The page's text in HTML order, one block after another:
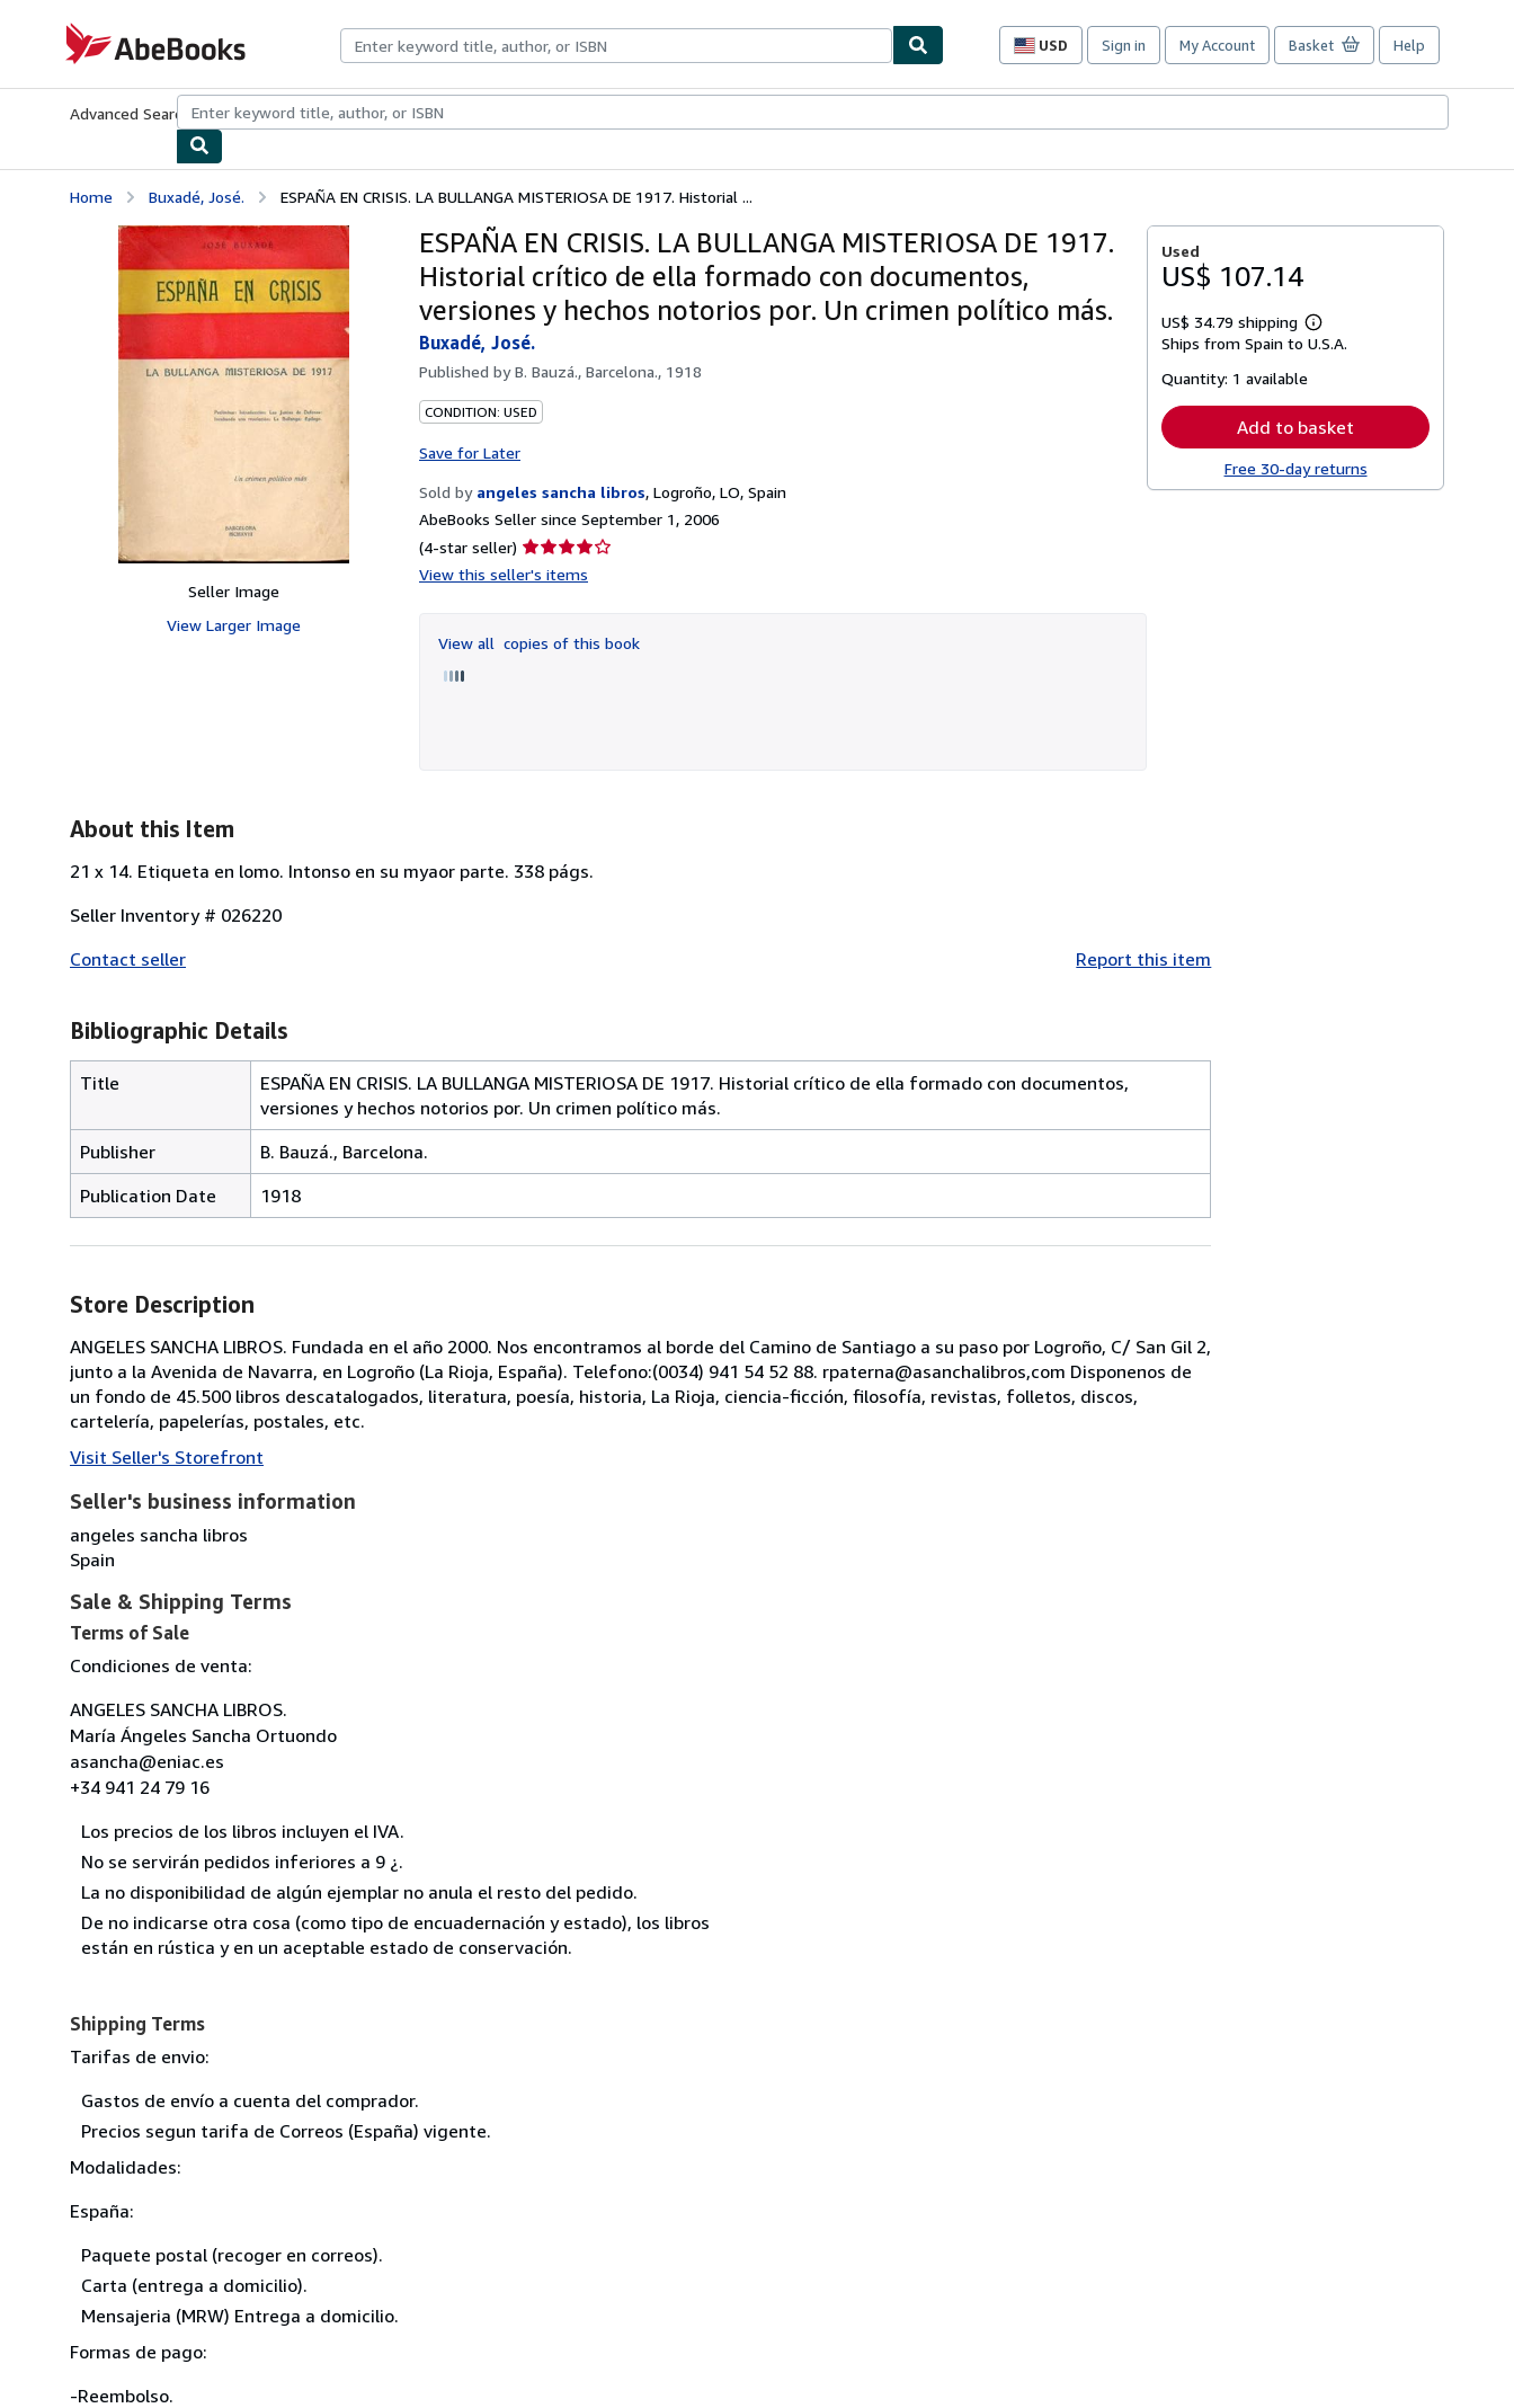
AbeBooks.com
USD
Site
preferences
Sign in My Account Basket Help
Advanced Search Browse CollectionsRare BooksArt & Collectibles
Home Buxadé, José. ESPAÑA EN CRISIS. LA BULLANGA MISTERIOSA DE 1917. Historial ...
Seller Image
View Larger Image
ESPAÑA EN CRISIS. LA BULLANGA MISTERIOSA DE 1917.
Historial crítico de ella formado con documentos,
versiones y hechos notorios por. Un crimen político más.
Buxadé, José.
Published byB. Bauzá., Barcelona., 1918
CONDITION: USED
Save for Later
Sold by angeles sancha libros, Logroño, LO, Spain
AbeBooks Seller since September 1, 2006
(4-star seller) Seller
rating
of
5
View this seller's items
View all copies of this book
Used
US$ 107.14
US$ 34.79 shipping
Learn
more
Ships from Spain to U.S.A.
Quantity: 1 available
Add to basket
Free 30-day returns
About this Item
21 x 14. Etiqueta en lomo. Intonso en su myaor parte. 338 págs.
Seller Inventory # 026220
Contact seller
Report this item
Bibliographic Details
Title
ESPAÑA EN CRISIS. LA BULLANGA MISTERIOSA DE 1917. Historial crítico de ella formado con documentos,
versiones y hechos notorios por. Un crimen político más.
Publisher
B. Bauzá., Barcelona.
Publication Date
1918
Store Description
ANGELES SANCHA LIBROS. Fundada en el año 2000. Nos encontramos al borde del Camino de Santiago a su paso por Logroño, C/ San Gil 2,
junto a la Avenida de Navarra, en Logroño (La Rioja, España). Telefono:(0034) 941 54 52 88. rpaterna@asanchalibros,com Disponenos de
un fondo de 45.500 libros descatalogados, literatura, poesía, historia, La Rioja, ciencia-ficción, filosofía, revistas, folletos, discos,
cartelería, papelerías, postales, etc.
Visit Seller's Storefront
Seller's business information
angeles sancha libros
Spain
Sale & Shipping Terms
Terms of Sale
Condiciones de venta:
ANGELES SANCHA LIBROS.
María Ángeles Sancha Ortuondo
asancha@eniac.es
+34 941 24 79 16
Los precios de los libros incluyen el IVA.
No se servirán pedidos inferiores a 9 ¿.
La no disponibilidad de algún ejemplar no anula el resto del pedido.
De no indicarse otra cosa (como tipo de encuadernación y estado), los libros
están en rústica y en un aceptable estado de conservación.
Shipping Terms
Tarifas de envio:
Gastos de envío a cuenta del comprador.
Precios segun tarifa de Correos (España) vigente.
Modalidades:
España:
Paquete postal (recoger en correos).
Carta (entrega a domicilio).
Mensajeria (MRW) Entrega a domicilio.
Formas de pago:
-Reembolso.